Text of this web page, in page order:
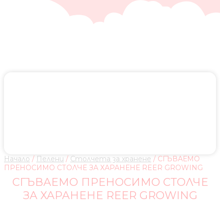
Начало / Пелени / Столчета за хранене / СГЪВАЕМО
ПРЕНОСИМО СТОЛЧЕ ЗА ХАРАНЕНЕ REER GROWING
СГЪВАЕМО ПРЕНОСИМО СТОЛЧЕ
ЗА ХАРАНЕНЕ REER GROWING